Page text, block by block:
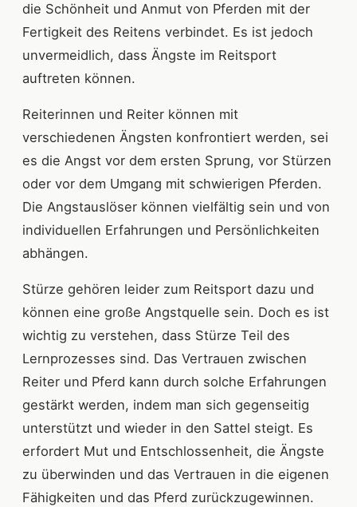
die Schönheit und Anmut von Pferden mit der
Fertigkeit des Reitens verbindet. Es ist jedoch
unvermeidlich, dass Ängste im Reitsport
auftreten können.
Reiterinnen und Reiter können mit
verschiedenen Ängsten konfrontiert werden, sei
es die Angst vor dem ersten Sprung, vor Stürzen
oder vor dem Umgang mit schwierigen Pferden.
Die Angstauslöser können vielfältig sein und von
individuellen Erfahrungen und Persönlichkeiten
abhängen.
Stürze gehören leider zum Reitsport dazu und
können eine große Angstquelle sein. Doch es ist
wichtig zu verstehen, dass Stürze Teil des
Lernprozesses sind. Das Vertrauen zwischen
Reiter und Pferd kann durch solche Erfahrungen
gestärkt werden, indem man sich gegenseitig
unterstützt und wieder in den Sattel steigt. Es
erfordert Mut und Entschlossenheit, die Ängste
zu überwinden und das Vertrauen in die eigenen
Fähigkeiten und das Pferd zurückzugewinnen.